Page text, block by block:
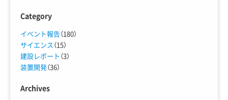
Category
イベント報告（180）
サイエンス （15）
建設レポート （3）
装置開発（36）
Archives